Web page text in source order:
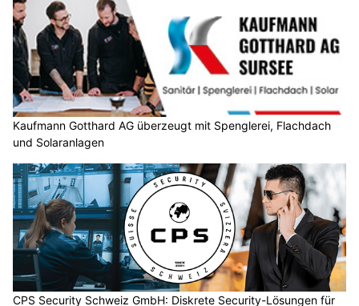
Kaufmann Gotthard AG überzeugt mit Spenglerei, Flachdach
und Solaranlagen
CPS Security Schweiz GmbH: Diskrete Security-Lösungen für